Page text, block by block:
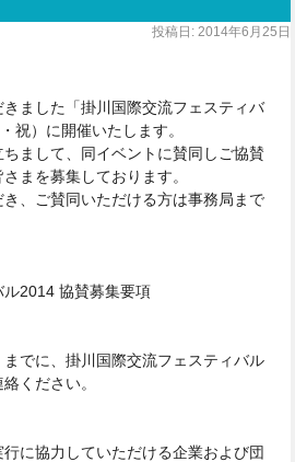
投稿日: 2014年6月25日
きました「掛川国際交流フェスティバ
祝）に開催いたします。
まして、 同イベントに賛同しご協賛
まを募集しております。
、 ご賛同いただける方は事務局まで
2014 協賛募集要項
までに、掛川国際交流フェスティバル
ください。
行に協力していただける企業および団